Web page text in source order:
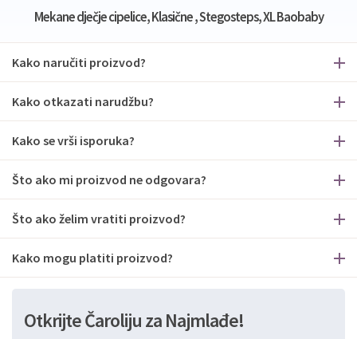
Mekane dječje cipelice, Klasične , Stegosteps, XL Baobaby
Kako naručiti proizvod?
Kako otkazati narudžbu?
Kako se vrši isporuka?
Što ako mi proizvod ne odgovara?
Što ako želim vratiti proizvod?
Kako mogu platiti proizvod?
Otkrijte Čaroliju za Najmlađe!